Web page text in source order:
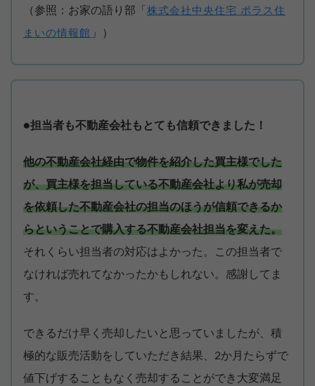
（参照：お家の語り部「 株式会社中央住宅 ポラス住
まいの情報館 」）
●担当者も不動産会社もとても信頼できました！
他の不動産会社経由で物件を紹介した買主様でした
が、買主様を担当している不動産会社より私が売却
を依頼した不動産会社の担当のほうが信頼できるか
らということで購入する不動産会社担当を変えた。
それくらい担当者の対応はよかった。この担当者で
なければ売れてなかったかもしれない。感謝してま
す。
できるだけ早く売却したいと思っていましたが、積
極的な販売活動をしていただき結果、2か月たらずで
値下げすることもなく売却することができ大変満足